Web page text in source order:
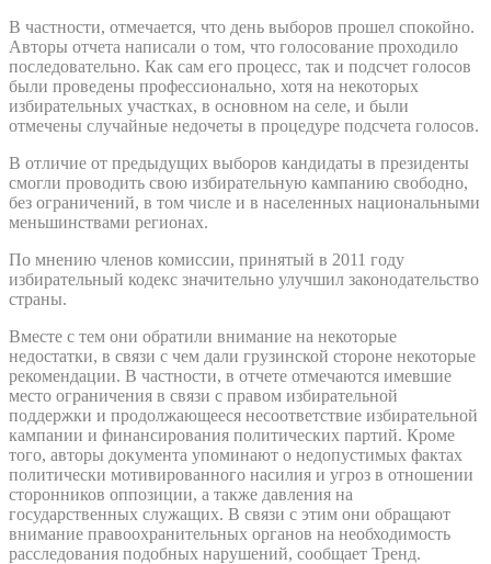
В частности, отмечается, что день выборов прошел спокойно.
Авторы отчета написали о том, что голосование проходило
последовательно. Как сам его процесс, так и подсчет голосов
были проведены профессионально, хотя на некоторых
избирательных участках, в основном на селе, и были
отмечены случайные недочеты в процедуре подсчета голосов.
В отличие от предыдущих выборов кандидаты в президенты
смогли проводить свою избирательную кампанию свободно,
без ограничений, в том числе и в населенных национальными
меньшинствами регионах.
По мнению членов комиссии, принятый в 2011 году
избирательный кодекс значительно улучшил законодательство
страны.
Вместе с тем они обратили внимание на некоторые
недостатки, в связи с чем дали грузинской стороне некоторые
рекомендации. В частности, в отчете отмечаются имевшие
место ограничения в связи с правом избирательной
поддержки и продолжающееся несоответствие избирательной
кампании и финансирования политических партий. Кроме
того, авторы документа упоминают о недопустимых фактах
политически мотивированного насилия и угроз в отношении
сторонников оппозиции, а также давления на
государственных служащих. В связи с этим они обращают
внимание правоохранительных органов на необходимость
расследования подобных нарушений, сообщает Тренд.